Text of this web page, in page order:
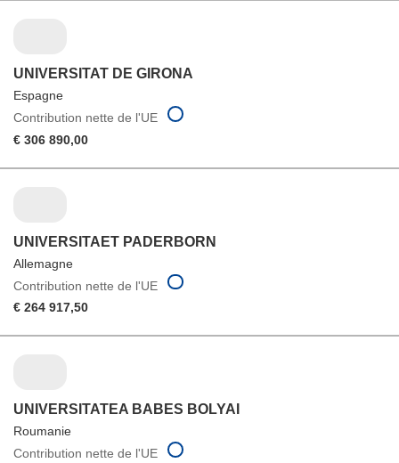
UNIVERSITAT DE GIRONA
Espagne
Contribution nette de l'UE
€ 306 890,00
UNIVERSITAET PADERBORN
Allemagne
Contribution nette de l'UE
€ 264 917,50
UNIVERSITATEA BABES BOLYAI
Roumanie
Contribution nette de l'UE